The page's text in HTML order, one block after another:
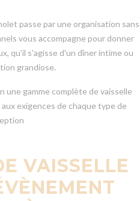
passe par une organisation sans
vous accompagne pour donner
qu'il s'agisse d'un dîner intime ou
grandiose.
gamme complète de vaisselle
exigences de chaque type de
VAISSELLE